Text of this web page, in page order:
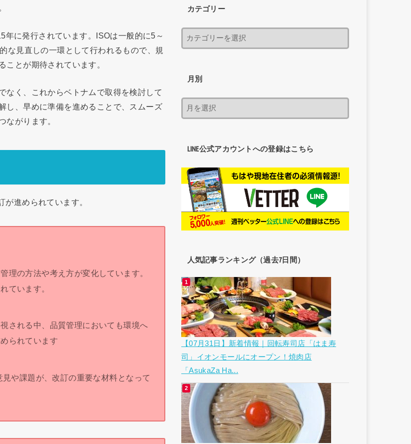
に発行されています。ISOは一般的に5～
な見直しの一環として行われるもので、規
とが期待されています。
なく、これからベトナムで取得を検討して
し、早めに準備を進めることで、スムーズ
ながります。
進められています。
理の方法や考え方が変化しています。
ています。
される中、品質管理においても環境へ
られています
や課題が、改訂の重要な材料となって
カテゴリー
月別
LINE公式アカウントへの登録はこちら
人気記事ランキング（過去7日間）
【07月31日】新着情報｜回転寿司店「はま寿
司」イオンモールにオープン！焼肉店
「AsukaZa Ha...